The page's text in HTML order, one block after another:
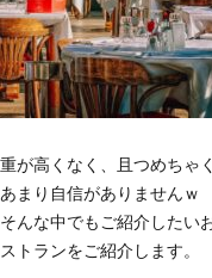
が高くなく、且つめちゃ
まり自信がありません
んな中でもご紹介したい
トランをご紹介します。